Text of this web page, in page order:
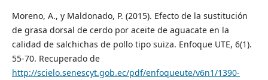
Moreno, A., y Maldonado, P. (2015). Efecto de la sustitución
de grasa dorsal de cerdo por aceite de aguacate en la
calidad de salchichas de pollo tipo suiza. Enfoque UTE, 6(1).
55-70. Recuperado de
http://scielo.senescyt.gob.ec/pdf/enfoqueute/v6n1/1390-